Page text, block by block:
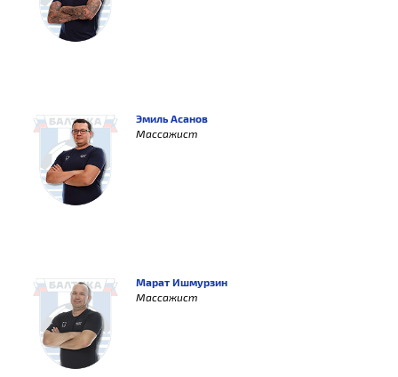
Эмиль Асанов
Массажист
Марат Ишмурзин
Массажист